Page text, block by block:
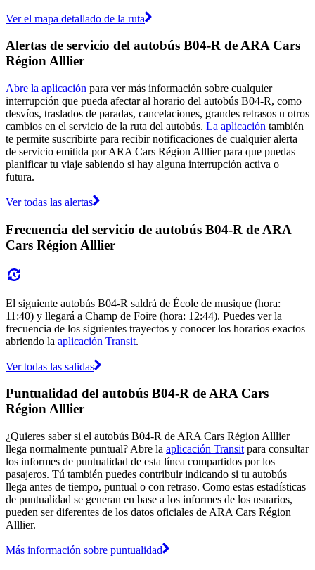
Ver el mapa detallado de la ruta
Alertas de servicio del autobús B04-R de ARA Cars
Région Alllier
Abre la aplicación para ver más información sobre cualquier
interrupción que pueda afectar al horario del autobús B04-R, como
desvíos, traslados de paradas, cancelaciones, grandes retrasos u otros
cambios en el servicio de la ruta del autobús. La aplicación también
te permite suscribirte para recibir notificaciones de cualquier alerta
de servicio emitida por ARA Cars Région Alllier para que puedas
planificar tu viaje sabiendo si hay alguna interrupción activa o
futura.
Ver todas las alertas
Frecuencia del servicio de autobús B04-R de ARA
Cars Région Alllier
El siguiente autobús B04-R saldrá de École de musique (hora:
11:40) y llegará a Champ de Foire (hora: 12:44). Puedes ver la
frecuencia de los siguientes trayectos y conocer los horarios exactos
abriendo la aplicación Transit.
Ver todas las salidas
Puntualidad del autobús B04-R de ARA Cars
Région Alllier
¿Quieres saber si el autobús B04-R de ARA Cars Région Alllier
llega normalmente puntual? Abre la aplicación Transit para consultar
los informes de puntualidad de esta línea compartidos por los
pasajeros. Tú también puedes contribuir indicando si tu autobús
llega antes de tiempo, puntual o con retraso. Como estas estadísticas
de puntualidad se generan en base a los informes de los usuarios,
pueden ser diferentes de los datos oficiales de ARA Cars Région
Alllier.
Más información sobre puntualidad